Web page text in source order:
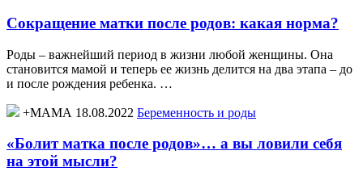
Сокращение матки после родов: какая норма?
Роды – важнейший период в жизни любой женщины. Она
становится мамой и теперь ее жизнь делится на два этапа – до
и после рождения ребенка. …
+МАМА 18.08.2022 Беременность и роды
«Болит матка после родов»… а вы ловили себя
на этой мысли?